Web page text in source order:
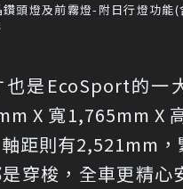
頭燈及前霧燈-附日行燈功能
也是EcoSport的一
X 寬1,765mm X
距則有2,521mm，
穿梭，全車更精心